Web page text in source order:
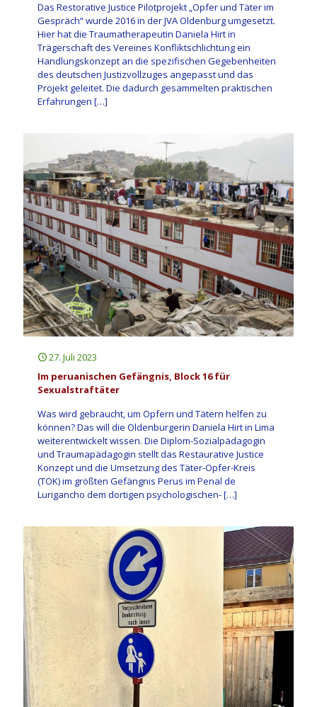
Das Restorative Justice Pilotprojekt „Opfer und Täter im
Gespräch“ wurde 2016 in der JVA Oldenburg umgesetzt.
Hier hat die Traumatherapeutin Daniela Hirt in
Trägerschaft des Vereines Konfliktschlichtung ein
Handlungskonzept an die spezifischen Gegebenheiten
des deutschen Justizvollzuges angepasst und das
Projekt geleitet. Die dadurch gesammelten praktischen
Erfahrungen […]
27. Juli 2023
Im peruanischen Gefängnis, Block 16 für
Sexualstraftäter
Was wird gebraucht, um Opfern und Tätern helfen zu
können? Das will die Oldenburgerin Daniela Hirt in Lima
weiterentwickelt wissen. Die Diplom-Sozialpädagogin
und Traumapädagogin stellt das Restaurative Justice
Konzept und die Umsetzung des Täter-Opfer-Kreis
(TOK) im größten Gefängnis Perus im Penal de
Lurigancho dem dortigen psychologischen-[…]